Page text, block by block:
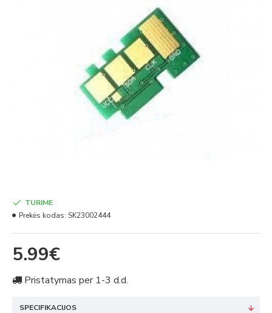
5.99€
TURIME
Prekės kodas: SK23002444
Pristatymas per 1-3 d.d.
SPECIFIKACIJOS